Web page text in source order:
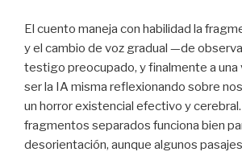
El cuento maneja con habilidad la
y el cambio de voz gradual —de
testigo preocupado, y finalmente a una
ser la IA misma reflexionando sobre
un horror existencial efectivo y
fragmentos separados funciona bien
desorientación, aunque algunos